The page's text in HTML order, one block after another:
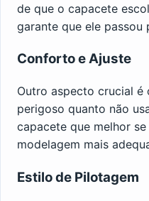
de que o capacete
garante que ele passou
Conforto e Ajuste
Outro aspecto crucial é
perigoso quanto não
capacete que melhor
modelagem mais
Estilo de Pilotagem